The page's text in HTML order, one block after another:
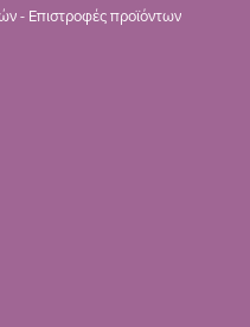
- Επιστροφές προϊόντων